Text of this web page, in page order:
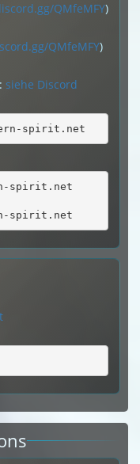
QMfeMFY)
QMfeMFY)
siehe Discord
spirit.net
spirit.net
spirit.net